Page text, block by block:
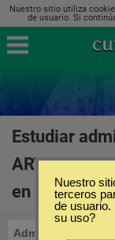
Nuestro sitio utiliza
de usuario. Si
Estudiar
ARTENEO -
en España
(1)
Administración de
Nuestro
terceros
de usuario.
su uso?